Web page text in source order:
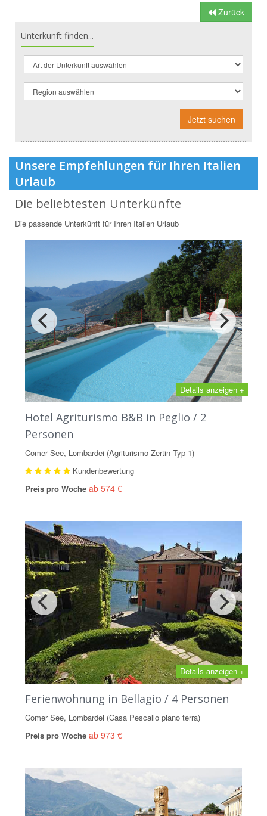
Zurück
Unterkunft finden...
Jetzt suchen
Unsere Empfehlungen für Ihren Italien
Urlaub
Die beliebtesten Unterkünfte
Die passende Unterkünft für Ihren Italien Urlaub
Details anzeigen +
Hotel Agriturismo B&B in Peglio / 2
Personen
Comer See, Lombardei (Agriturismo Zertin Typ 1)
Kundenbewertung
Preis pro Woche ab 574 €
Details anzeigen +
Ferienwohnung in Bellagio / 4 Personen
Comer See, Lombardei (Casa Pescallo piano terra)
Preis pro Woche ab 973 €